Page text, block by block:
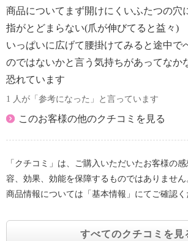
商品についてまず開けにくいふたつの穴
指がとどまらない(爪が伸びてると益々)
いっぱいに広げて腰掛けてみると途中で
のではないかと言う気持ちがあってなか
恐れています
1 人が「参考になった」と言っています
このお客様の他のクチコミを見る
「クチコミ」は、ご購入いただいたお客様の
容、効果、効能を保障するものではありません
商品情報については「基本情報」にてご確認く
すべてのクチコミを見